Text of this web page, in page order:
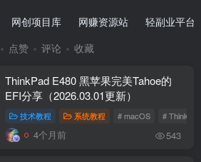
Linux软件 Android软件
网创项目库 网赚资源站
轻副业平台
点赞 评论 收藏
ThinkPad E480 黑苹果完美Tahoe的
EFI分享（2026.03.01更新）
技术教程 系统教程 # macOS # ThinkPad
4个月前 543